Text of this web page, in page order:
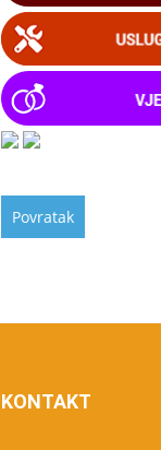
KONTAKT